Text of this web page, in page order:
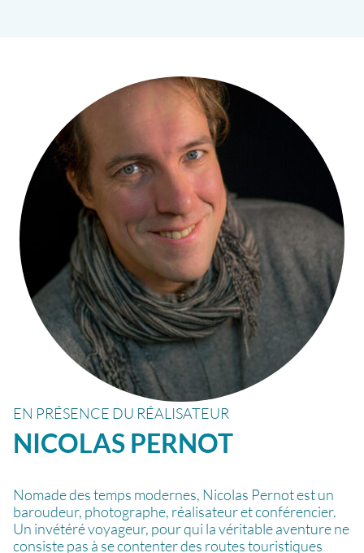
EN PRÉSENCE DU RÉALISATEUR
NICOLAS PERNOT
Nomade des temps modernes, Nicolas Pernot est un
baroudeur, photographe, réalisateur et conférencier.
Un invétéré voyageur, pour qui la véritable aventure ne
consiste pas à se contenter des routes touristiques